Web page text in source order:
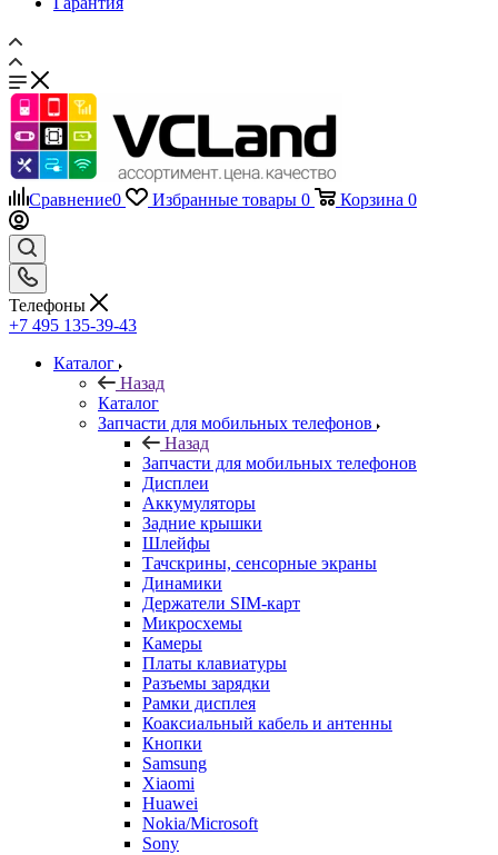
Сравнение 0 Избранные товары
Телефоны
+7 495 135-39-43
Каталог
Запчасти для мобильных телефонов
Запчасти для мобильных телефонов
Дисплеи
Аккумуляторы
Задние крышки
Шлейфы
Тачскрины, сенсорные экраны
Динамики
Держатели SIM-карт
Микросхемы
Камеры
Платы клавиатуры
Разъемы зарядки
Рамки дисплея
Коаксиальный кабель и антенны
Кнопки
Samsung
Xiaomi
Huawei
Nokia/Microsoft
Sony
ASUS
HTC
Meizu
FLY